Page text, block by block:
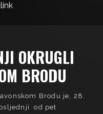
OKRUGLI
BRODU
Brodu je, 28.
od pet